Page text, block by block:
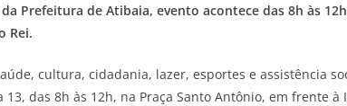
Prefeitura de Atibaia, evento acontece das 8h às
Rei.
cultura, cidadania, lazer, esportes e assistência
13, das 8h às 12h, na Praça Santo Antônio, em frente à